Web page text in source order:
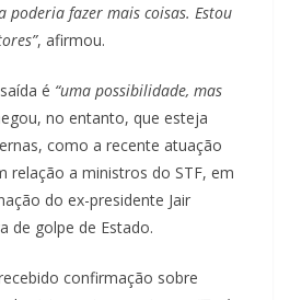
poderia fazer mais coisas. Estou
, afirmou.
é “uma possibilidade, mas
no entanto, que esteja
como a recente atuação
relação a ministros do STF, em
do ex-presidente Jair
de golpe de Estado.
confirmação sobre